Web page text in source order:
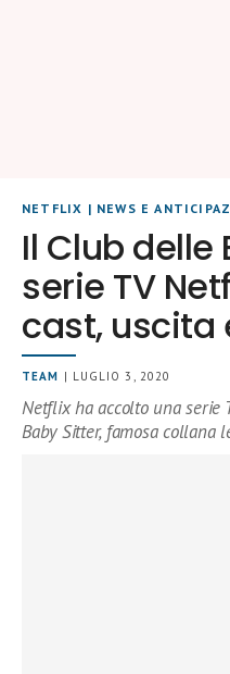
NETFLIX | NEWS E
Il Club delle
serie TV
cast, uscita
TEAM | LUGLIO 3, 2020
Netflix ha accolto una
Baby Sitter, famosa collana